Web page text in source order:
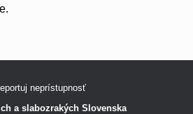
a slabozrakých Slovenska